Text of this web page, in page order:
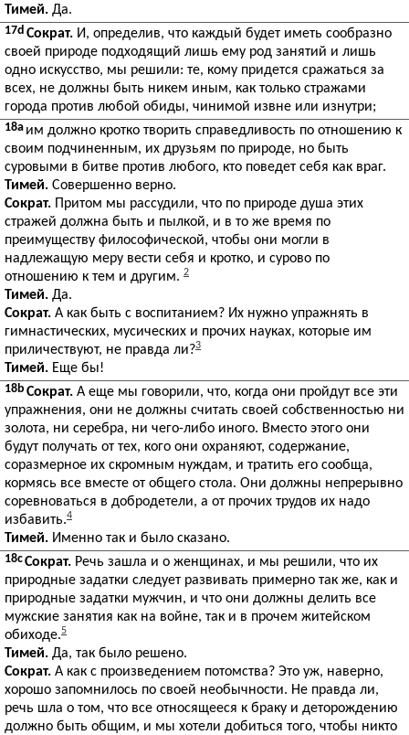
Тимей. Да.
17d Сократ. И, определив, что каждый будет иметь сообразно
своей природе подходящий лишь ему род занятий и лишь
одно искусство, мы решили: те, кому придется сражаться за
всех, не должны быть никем иным, как только стражами
города против любой обиды, чинимой извне или изнутри;
18a им должно кротко творить справедливость по отношению к
своим подчиненным, их друзьям по природе, но быть
суровыми в битве против любого, кто поведет себя как враг.
Тимей. Совершенно верно.
Сократ. Притом мы рассудили, что по природе душа этих
стражей должна быть и пылкой, и в то же время по
преимуществу философической, чтобы они могли в
надлежащую меру вести себя и кротко, и сурово по
отношению к тем и другим. 2
Тимей. Да.
Сократ. А как быть с воспитанием? Их нужно упражнять в
гимнастических, мусических и прочих науках, которые им
приличествуют, не правда ли?3
Тимей. Еще бы!
18b Сократ. А еще мы говорили, что, когда они пройдут все эти
упражнения, они не должны считать своей собственностью ни
золота, ни серебра, ни чего-либо иного. Вместо этого они
будут получать от тех, кого они охраняют, содержание,
соразмерное их скромным нуждам, и тратить его сообща,
кормясь все вместе от общего стола. Они должны непрерывно
соревноваться в добродетели, а от прочих трудов их надо
избавить.4
Тимей. Именно так и было сказано.
18cСократ. Речь зашла и о женщинах, и мы решили, что их
природные задатки следует развивать примерно так же, как и
природные задатки мужчин, и что они должны делить все
мужские занятия как на войне, так и в прочем житейском
обиходе.5
Тимей. Да, так было решено.
Сократ. А как с произведением потомства? Это уж, наверно,
хорошо запомнилось по своей необычности. Не правда ли,
речь шла о том, что все относящееся к браку и деторождению
должно быть общим, и мы хотели добиться того, чтобы никто